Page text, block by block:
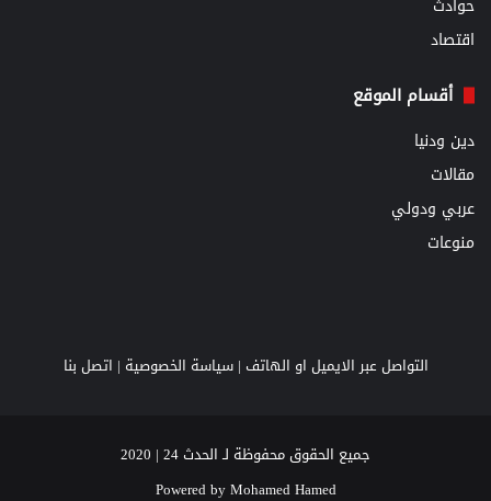
حوادث
اقتصاد
أقسام الموقع
دين ودنيا
مقالات
عربي ودولي
منوعات
التواصل عبر الايميل او الهاتف |سياسة الخصوصية | اتصل بنا
جميع الحقوق محفوظة لـ الحدث 24 | 2020
Powered byMohamed Hamed